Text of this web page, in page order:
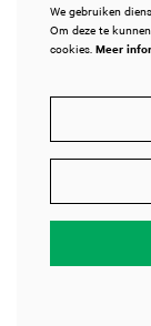
We gebruiken
Om deze te
cookies. Meer